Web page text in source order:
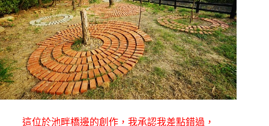
這位於池畔橋邊的創作，我承認我差點錯過，